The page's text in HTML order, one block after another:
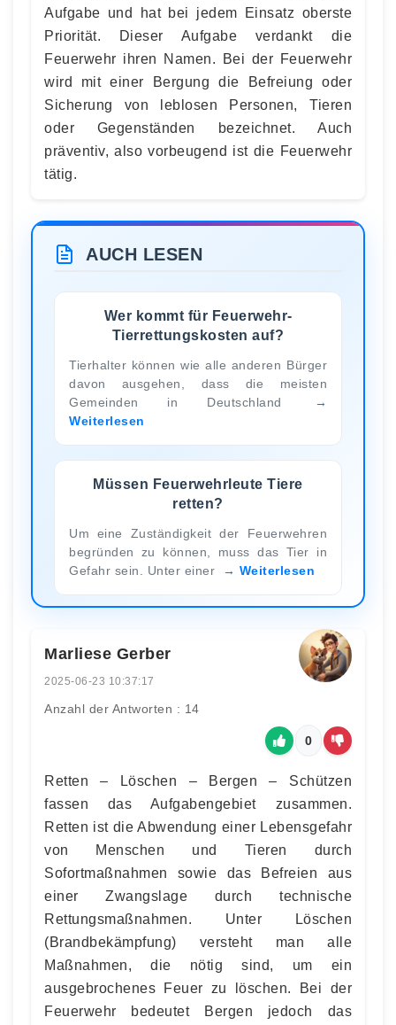
Aufgabe und hat bei jedem Einsatz oberste
Priorität. Dieser Aufgabe verdankt die
Feuerwehr ihren Namen. Bei der Feuerwehr
wird mit einer Bergung die Befreiung oder
Sicherung von leblosen Personen, Tieren
oder Gegenständen bezeichnet. Auch
präventiv, also vorbeugend ist die Feuerwehr
tätig.
AUCH LESEN
Wer kommt für Feuerwehr-
Tierrettungskosten auf?
Tierhalter können wie alle anderen Bürger
davon ausgehen, dass die meisten
Gemeinden in Deutschland
Weiterlesen
Müssen Feuerwehrleute Tiere
retten?
Um eine Zuständigkeit der Feuerwehren
begründen zu können, muss das Tier in
Gefahr sein. Unter einer
Weiterlesen
Marliese Gerber
2025-06-23 10:37:17
Anzahl der Antworten : 14
0
Retten – Löschen – Bergen – Schützen
fassen das Aufgabengebiet zusammen.
Retten ist die Abwendung einer Lebensgefahr
von Menschen und Tieren durch
Sofortmaßnahmen sowie das Befreien aus
einer Zwangslage durch technische
Rettungsmaßnahmen. Unter Löschen
(Brandbekämpfung) versteht man alle
Maßnahmen, die nötig sind, um ein
ausgebrochenes Feuer zu löschen. Bei der
Feuerwehr bedeutet Bergen jedoch das